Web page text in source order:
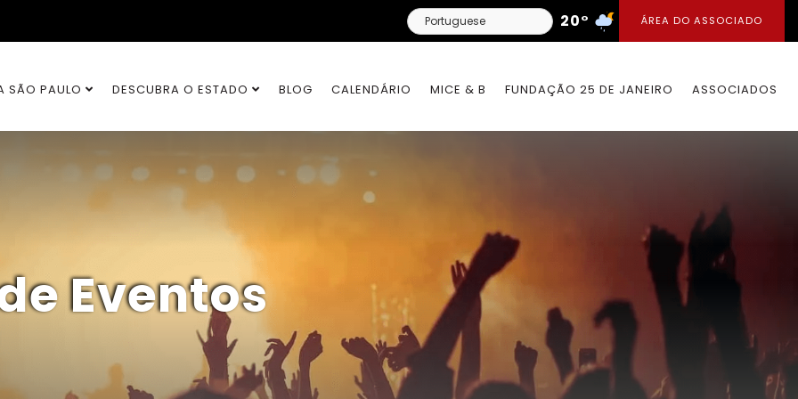
20° ÁREA DO ASSOCIADO
SÃO PAULO DESCUBRA O ESTADO BLOG CALENDÁRIO MICE & B FUNDAÇÃO 25 DE JANEIRO ASSOCIADOS
Eventos